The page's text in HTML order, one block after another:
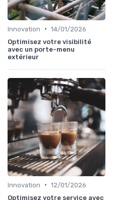
Innovation • 14/01/2026
Optimisez votre visibilité
avec un porte-menu
extérieur
Innovation • 12/01/2026
Optimisez votre service avec